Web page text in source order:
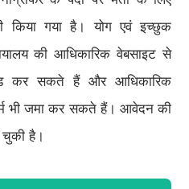
किया गया है। योग एवं इच्छुक
की आधिकारिक वेबसाइट से
कर सकते हैं और आधिकारिक
भी जमा कर सकते हैं। आवेदन की
है।